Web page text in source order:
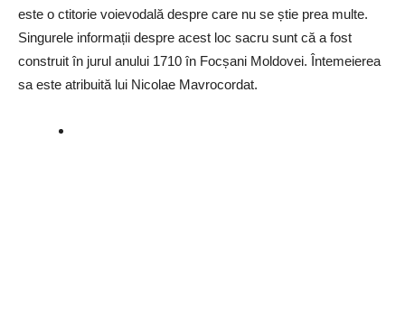
este o ctitorie voievodală despre care nu se știe prea multe.
Singurele informații despre acest loc sacru sunt că a fost
construit în jurul anului 1710 în Focșani Moldovei. Întemeierea
sa este atribuită lui Nicolae Mavrocordat.